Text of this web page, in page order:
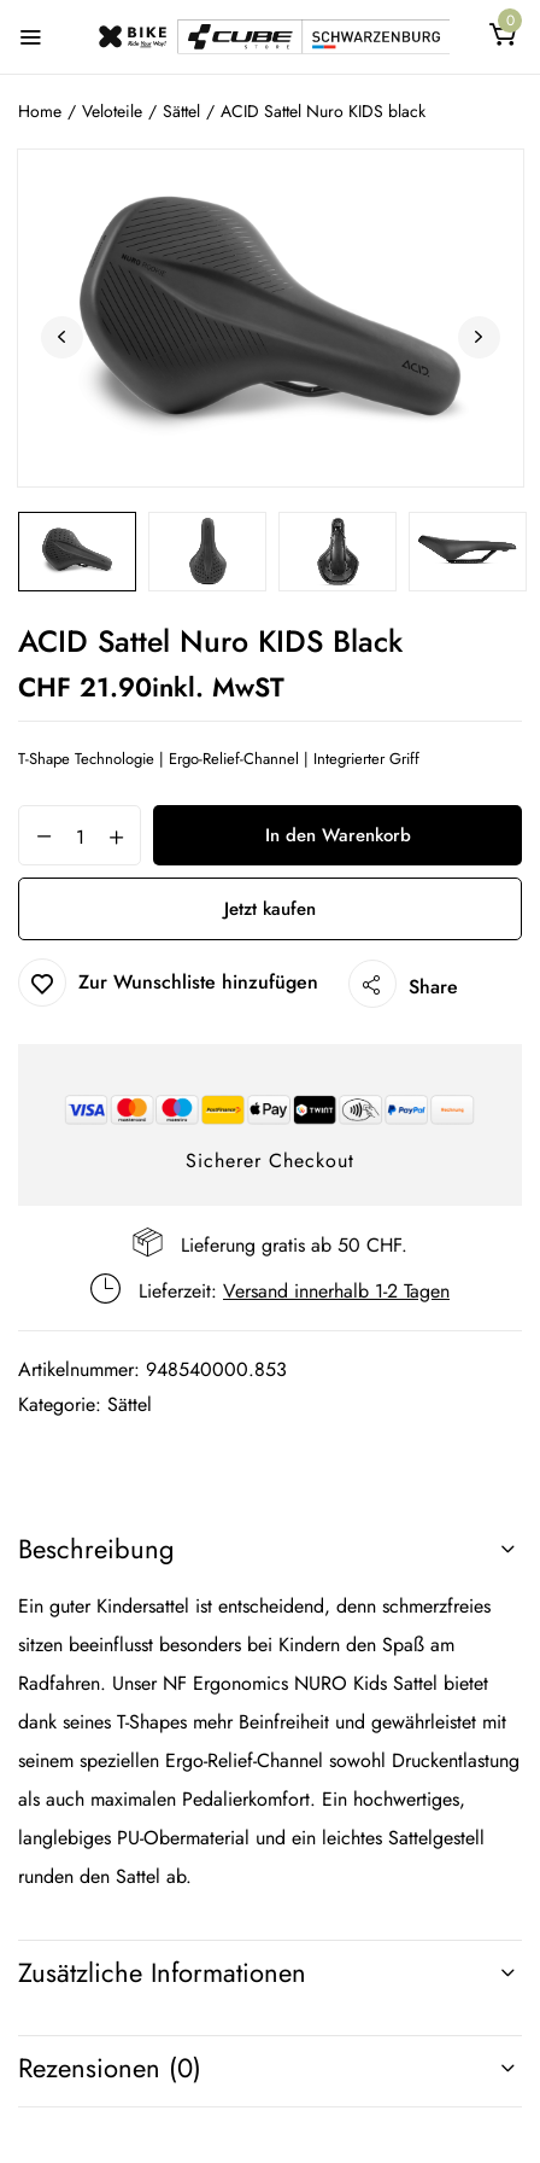
0
Home / Veloteile / Sättel / ACID Sattel Nuro KIDS black
ACID Sattel Nuro KIDS Black
CHF 21.90inkl. MwST
T-Shape Technologie | Ergo-Relief-Channel | Integrierter Griff
In den Warenkorb
Jetzt kaufen
Zur Wunschliste hinzufügen Share
Sicherer Checkout
Lieferung gratis ab 50 CHF.
Lieferzeit: Versand innerhalb 1-2 Tagen
Artikelnummer: 948540000.853
Kategorie: Sättel
Beschreibung
Ein guter Kindersattel ist entscheidend, denn schmerzfreies
sitzen beeinflusst besonders bei Kindern den Spaß am
Radfahren. Unser NF Ergonomics NURO Kids Sattel bietet
dank seines T-Shapes mehr Beinfreiheit und gewährleistet mit
seinem speziellen Ergo-Relief-Channel sowohl Druckentlastung
als auch maximalen Pedalierkomfort. Ein hochwertiges,
langlebiges PU-Obermaterial und ein leichtes Sattelgestell
runden den Sattel ab.
Zusätzliche Informationen
Rezensionen (0)